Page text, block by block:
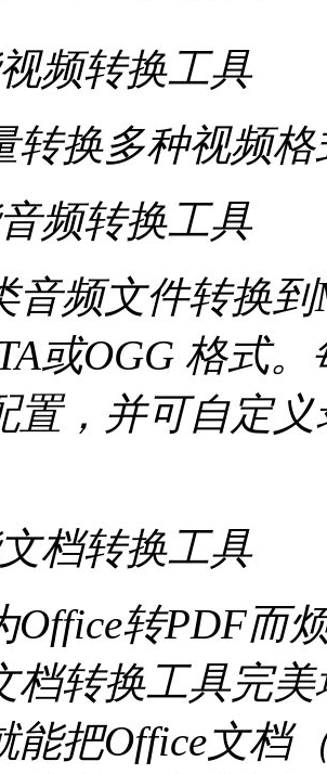
频转换工具
转换多种视频
频转换工具
音频文件转换到
或OGG 格式
置，并可自定
档转换工具
Office转PDF而
档转换工具完
能把Office文档